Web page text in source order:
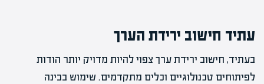
עתיד חישוב ירידת הערך
בעתיד, חישוב ירידת ערך צפוי להיות מדויק יותר הודות
לפיתוחים טכנולוגיים וכלים מתקדמים. שימוש בבינה